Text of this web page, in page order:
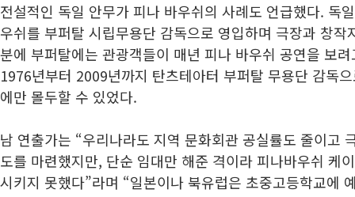
전설적인 독일 안무가 피나 바우쉬의 사례도 언급했다. 독
우쉬를 부퍼탈 시립무용단 감독으로 영입하며 극장과 창작
분에 부퍼탈에는 관광객들이 매년 피나 바우쉬 공연을 보
1976년부터 2009년까지 탄츠테아터 부퍼탈 무용단 감독
에만 몰두할 수 있었다.
남 연출가는 “우리나라도 지역 문화회관 공실률도 줄이고
도를 마련했지만, 단순 임대만 해준 격이라 피나바우쉬 케
시키지 못했다”라며 “일본이나 북유럽은 초중고등학교에